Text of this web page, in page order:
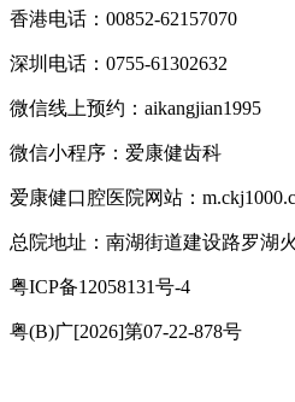
香港电话：00852-62157070
深圳电话：0755-61302632
微信线上预约：aikangjian1995
微信小程序：爱康健齿科
爱康健口腔医院网站：
总院地址：南湖街道建设路罗湖
粤ICP备12058131号-4
粤(B)广[2026]第07-22-878号